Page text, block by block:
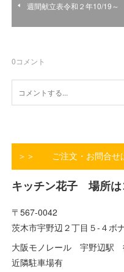
週間献立表令和２年10/19～
0コメント
＞＞ ご注文・お問合せ
キッチン花子 場所は
〒567-0042
茨木市宇野辺２丁目５-４ボ
大阪モノレール 宇野辺駅
近隣駐車場有